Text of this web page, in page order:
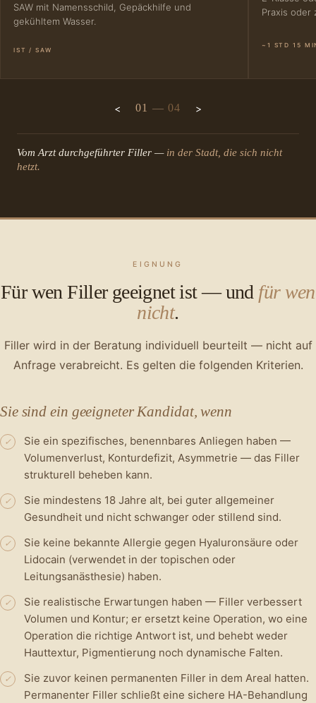
SAW mit Namensschild, Gepäckhilfe und
gekühltem Wasser.
IST / SAW
Praxis oder
~1 STD 15
01 — 04
Vom Arzt durchgeführter Filler — in der Stadt, die sich nicht
hetzt.
EIGNUNG
Für wen Filler geeignet ist — und für wen
nicht.
Filler wird in der Beratung individuell beurteilt — nicht auf
Anfrage verabreicht. Es gelten die folgenden Kriterien.
Sie sind ein geeigneter Kandidat, wenn
✓
Sie ein spezifisches, benennbares Anliegen haben —
Volumenverlust, Konturdefizit, Asymmetrie — das Filler
strukturell beheben kann.
✓
Sie mindestens 18 Jahre alt, bei guter allgemeiner
Gesundheit und nicht schwanger oder stillend sind.
✓
Sie keine bekannte Allergie gegen Hyaluronsäure oder
Lidocain (verwendet in der topischen oder
Leitungsanästhesie) haben.
✓
Sie realistische Erwartungen haben — Filler verbessert
Volumen und Kontur; er ersetzt keine Operation, wo eine
Operation die richtige Antwort ist, und behebt weder
Hauttextur, Pigmentierung noch dynamische Falten.
✓
Sie zuvor keinen permanenten Filler in dem Areal hatten.
Permanenter Filler schließt eine sichere HA-Behandlung